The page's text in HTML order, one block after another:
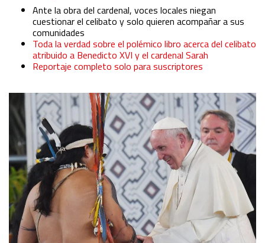
Ante la obra del cardenal, voces locales niegan
cuestionar el celibato y solo quieren acompañar a sus
comunidades
Toda la verdad sobre el polémico libro acerca del celibato
atribuido a Benedicto XVI y el cardenal Sarah
Reportaje completo solo para suscriptores